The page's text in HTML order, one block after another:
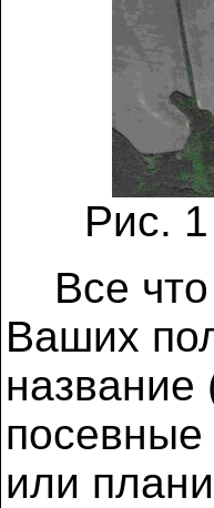
Рис.
Все что
Ваших
или